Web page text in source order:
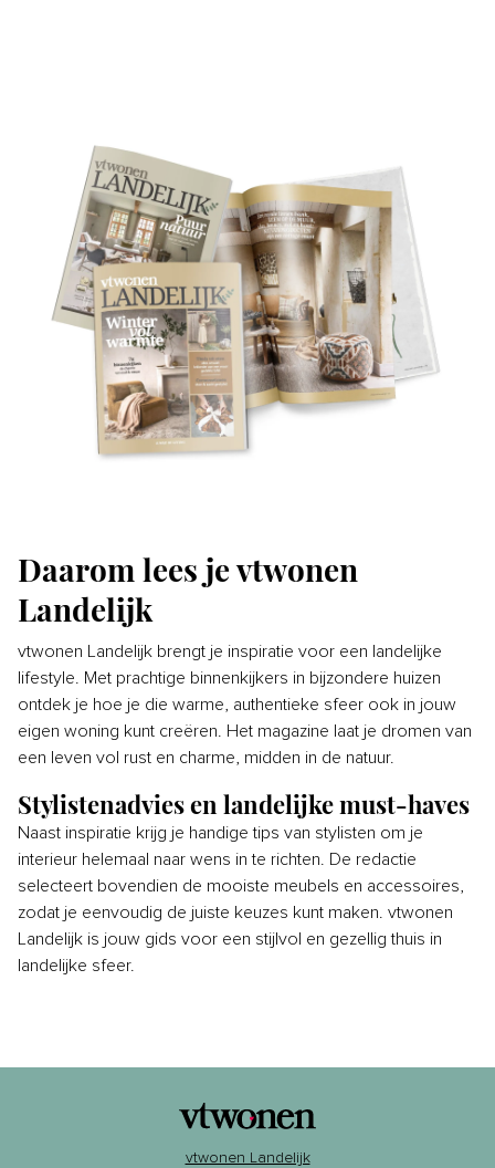
Daarom lees je vtwonen
Landelijk
vtwonen Landelijk brengt je inspiratie voor een landelijke
lifestyle. Met prachtige binnenkijkers in bijzondere huizen
ontdek je hoe je die warme, authentieke sfeer ook in jouw
eigen woning kunt creëren. Het magazine laat je dromen van
een leven vol rust en charme, midden in de natuur.
Stylistenadvies en landelijke must-haves
Naast inspiratie krijg je handige tips van stylisten om je
interieur helemaal naar wens in te richten. De redactie
selecteert bovendien de mooiste meubels en accessoires,
zodat je eenvoudig de juiste keuzes kunt maken. vtwonen
Landelijk is jouw gids voor een stijlvol en gezellig thuis in
landelijke sfeer.
vtwonen Landelijk